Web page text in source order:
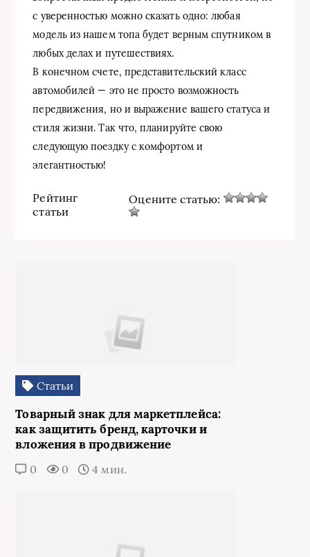
с уверенностью можно сказать одно: любая
модель из нашем топа будет верным спутником в
любых делах и путешествиях.
В конечном счете, представительский класс
автомобилей — это не просто возможность
передвижения, но и выражение вашего статуса и
стиля жизни. Так что, планируйте свою
следующую поездку с комфортом и
элегантностью!
Рейтинг
статьи
Оцените статью:
Статьи
Товарный знак для маркетплейса:
как защитить бренд, карточки и
вложения в продвижение
0 0 4 мин.